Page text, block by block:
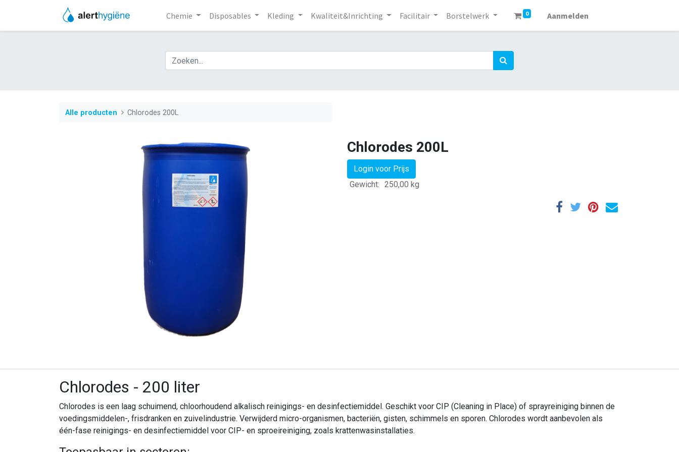
Chemie Disposables Kleding Kwaliteit&Inrichting Facilitair Borstelwerk 0 Aanmelden
Alle producten Chlorodes 200L
Chlorodes 200L
Login voor Prijs
Gewicht: 250,00 kg
Chlorodes - 200 liter
Chlorodes is een laag schuimend, chloorhoudend alkalisch reinigings- en desinfectiemiddel. Geschikt voor CIP (Cleaning in Place) of sprayreiniging binnen de
voedingsmiddelen-, frisdranken en zuivelindustrie. Verwijderd micro-organismen, bacteriën, gisten, schimmels en sporen. Chlorodes wordt aanbevolen als
één-fase reinigings- en desinfectiemiddel voor CIP- en sproeireiniging, zoals krattenwasinstallaties.
Webshop
Blog
Productdocumenten
HOCl
Verzendcondities
Opnieuw bestellen
Dommelstraat 64, 5347JL Oss
wijze optimaal en verantwoord gewerkt kan worden.